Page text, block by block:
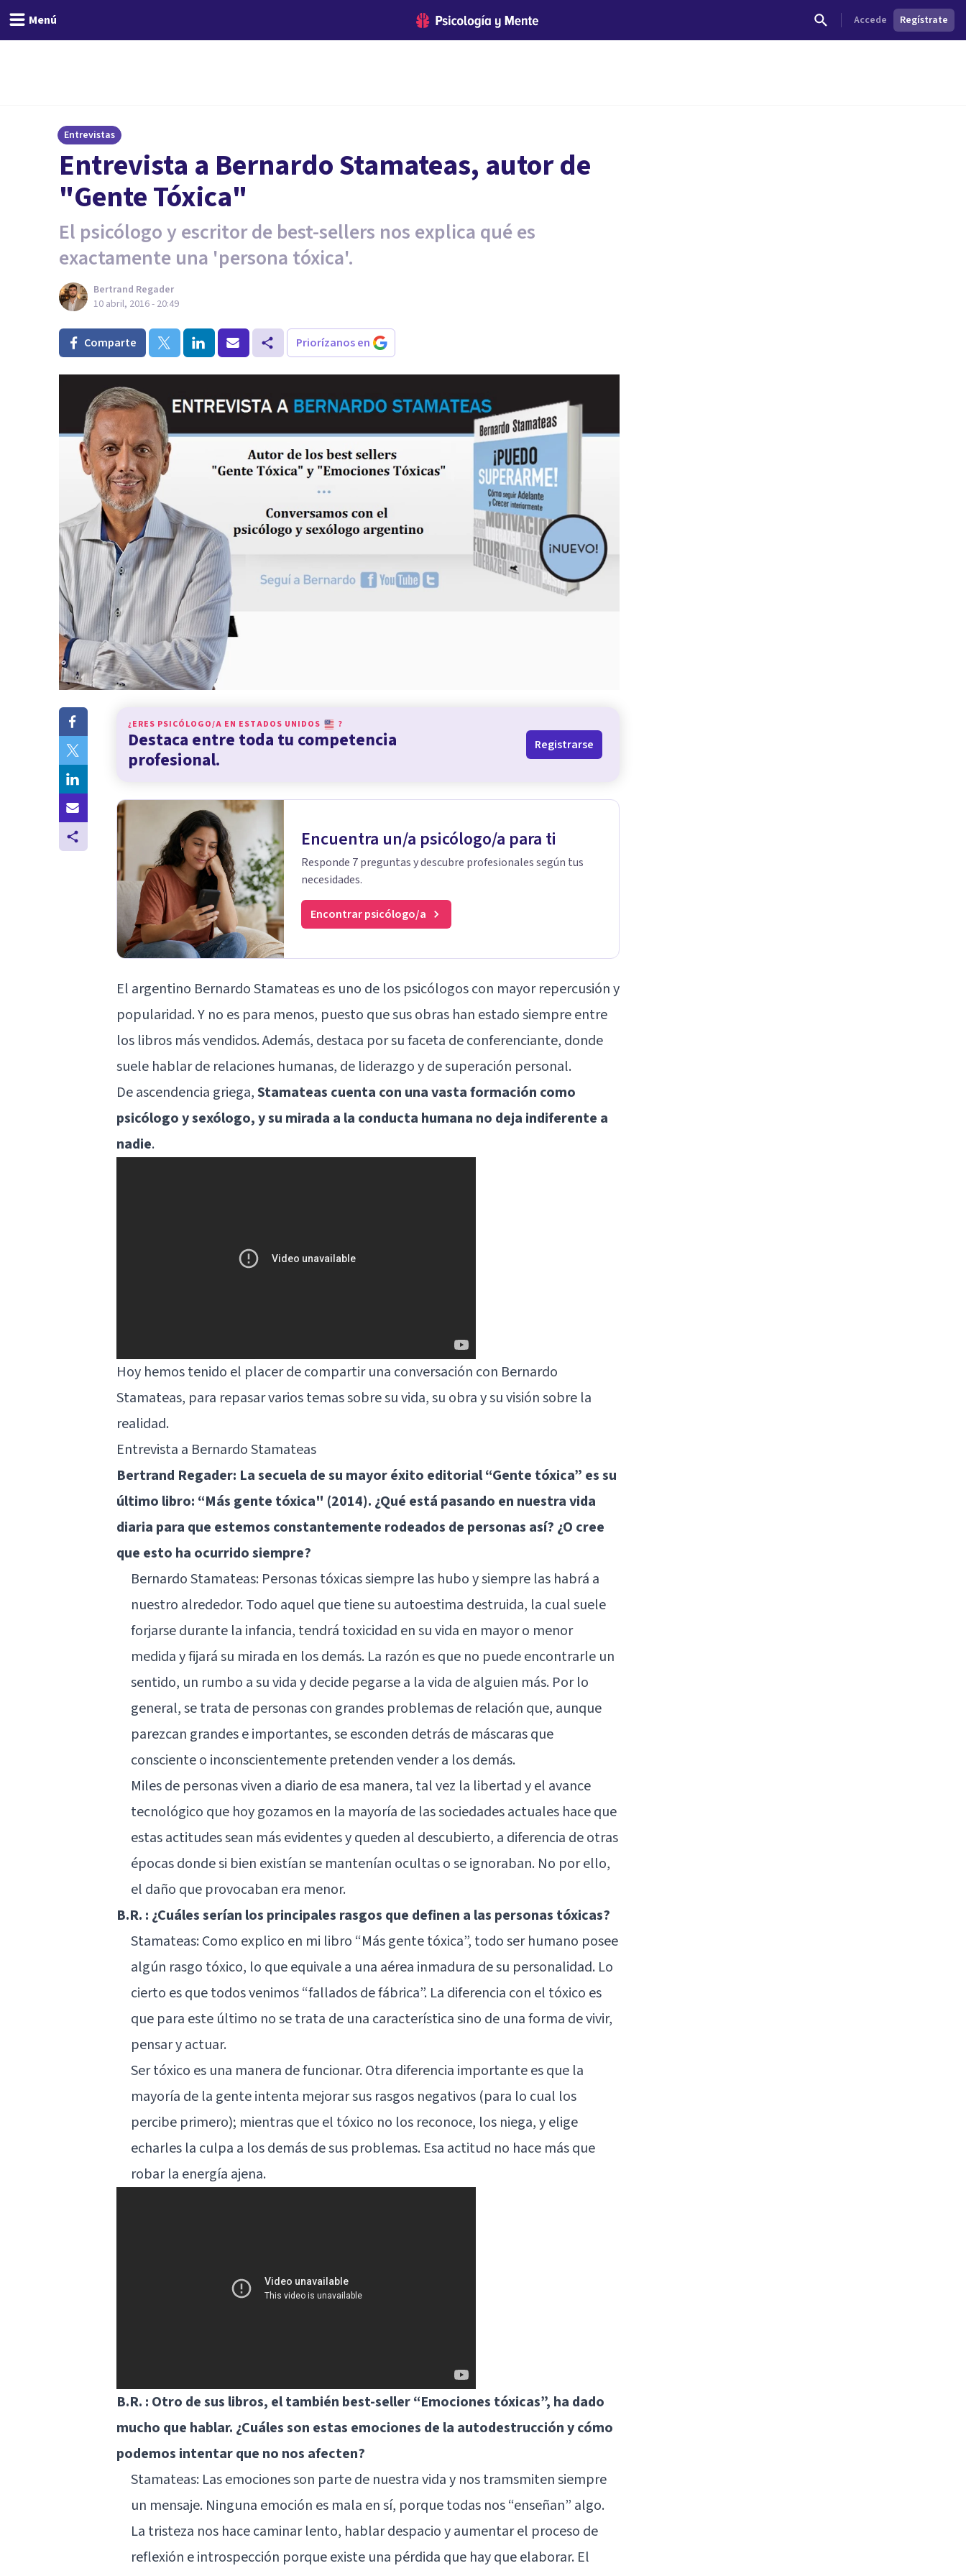
Menú Accede Regístrate
Entrevistas
Entrevista a Bernardo Stamateas, autor de
"Gente Tóxica"
El psicólogo y escritor de best-sellers nos explica qué es
exactamente una 'persona tóxica'.
Bertrand Regader
10 abril, 2016 - 20:49
Comparte Priorízanos en
¿ERES PSICÓLOGO/A EN ESTADOS UNIDOS ?
Destaca entre toda tu competencia
profesional.
Registrarse
Encuentra un/a psicólogo/a para ti
Responde 7 preguntas y descubre profesionales según tus
necesidades.
Encontrar psicólogo/a
El argentino Bernardo Stamateases uno de los psicólogos con mayor repercusión y
popularidad. Y no es para menos, puesto que sus obras han estado siempre entre
los libros más vendidos. Además, destaca por su faceta de conferenciante, donde
suele hablar de relaciones humanas, de liderazgo y de superación personal.
De ascendencia griega,Stamateas cuenta con una vasta formación como
psicólogo y sexólogo, y su mirada a la conducta humana no deja indiferente a
nadie.
Hoy hemos tenido el placer de compartir una conversación con Bernardo
Stamateas, para repasar varios temas sobre su vida, su obra y su visión sobre la
realidad.
Entrevista a Bernardo Stamateas
Bertrand Regader: La secuela de su mayor éxito editorial “Gente tóxica” es su
último libro: “Más gente tóxica" (2014). ¿Qué está pasando en nuestra vida
diaria para que estemos constantemente rodeados de personas así? ¿O cree
que esto ha ocurrido siempre?
Bernardo Stamateas: Personas tóxicassiempre las hubo y siempre las habrá a
nuestro alrededor. Todo aquel que tiene su autoestima destruida, la cual suele
forjarse durante la infancia, tendrá toxicidad en su vida en mayor o menor
medida y fijará su mirada en los demás. La razón es que no puede encontrarle un
sentido, un rumbo a su vida y decide pegarse a la vida de alguien más. Por lo
general, se trata de personas con grandes problemas de relación que, aunque
parezcan grandes e importantes, se esconden detrás de máscaras que
consciente o inconscientemente pretenden vender a los demás.
Miles de personas viven a diario de esa manera, tal vez la libertad y el avance
tecnológico que hoy gozamos en la mayoría de las sociedades actuales hace que
estas actitudes sean más evidentes y queden al descubierto, a diferencia de otras
épocas donde si bien existían se mantenían ocultas o se ignoraban. No por ello,
el daño que provocaban era menor.
B.R. : ¿Cuáles serían los principales rasgos que definen a las personas tóxicas?
Stamateas: Como explico en mi libro “Más gente tóxica”, todo ser humano posee
algún rasgo tóxico, lo que equivale a una aérea inmadura de su personalidad. Lo
cierto es que todos venimos “fallados de fábrica”. La diferencia con el tóxico es
que para este último no se trata de una característica sino de una forma de vivir,
pensar y actuar.
Ser tóxico es una manera de funcionar. Otra diferencia importante es que la
mayoría de la gente intenta mejorar sus rasgos negativos (para lo cual los
percibe primero); mientras que el tóxico no los reconoce, los niega, y elige
echarles la culpa a los demás de sus problemas. Esa actitud no hace más que
robar la energía ajena.
B.R. : Otro de sus libros, el también best-seller “Emociones tóxicas”, ha dado
mucho que hablar. ¿Cuáles son estas emociones de la autodestrucción y cómo
podemos intentar que no nos afecten?
Stamateas: Las emociones son parte de nuestra vida y nos tramsmiten siempre
un mensaje. Ninguna emoción es mala en sí, porque todas nos “enseñan” algo.
La tristeza nos hace caminar lento, hablar despacio y aumentar el proceso de
reflexión e introspección porque existe una pérdida que hay que elaborar. El